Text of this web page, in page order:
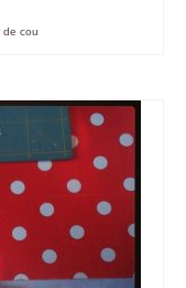
de cou